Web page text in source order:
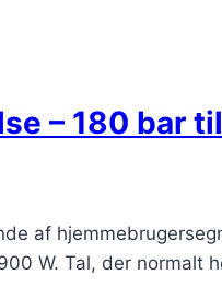
– 180 bar
af
W. Tal, der normalt